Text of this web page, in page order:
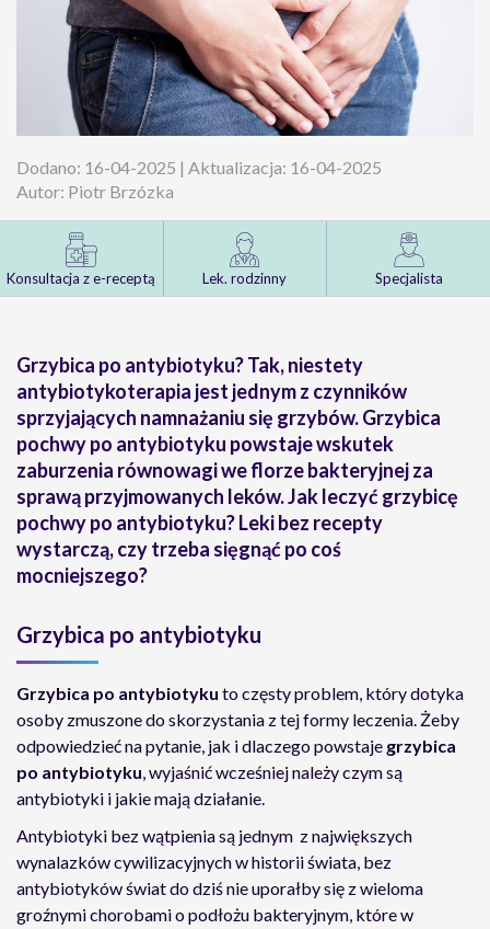
Dodano: 16-04-2025 | Aktualizacja: 16-04-2025
Autor: Piotr Brzózka
Konsultacja z e-receptą Lek. rodzinny Specjalista
Grzybica po antybiotyku? Tak, niestety
antybiotykoterapia jest jednym z czynników
sprzyjających namnażaniu się grzybów. Grzybica
pochwy po antybiotyku powstaje wskutek
zaburzenia równowagi we florze bakteryjnej za
sprawą przyjmowanych leków. Jak leczyć grzybicę
pochwy po antybiotyku? Leki bez recepty
wystarczą, czy trzeba sięgnąć po coś
mocniejszego?
Grzybica po antybiotyku
Grzybica po antybiotyku to częsty problem, który dotyka
osoby zmuszone do skorzystania z tej formy leczenia. Żeby
odpowiedzieć na pytanie, jak i dlaczego powstaje grzybica
po antybiotyku, wyjaśnić wcześniej należy czym są
antybiotyki i jakie mają działanie.
Antybiotyki bez wątpienia są jednym z największych
wynalazków cywilizacyjnych w historii świata, bez
antybiotyków świat do dziś nie uporałby się z wieloma
groźnymi chorobami o podłożu bakteryjnym, które w